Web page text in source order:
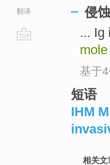
翻译
侵
... Ig
mole
基于
短语
IHM
相关文